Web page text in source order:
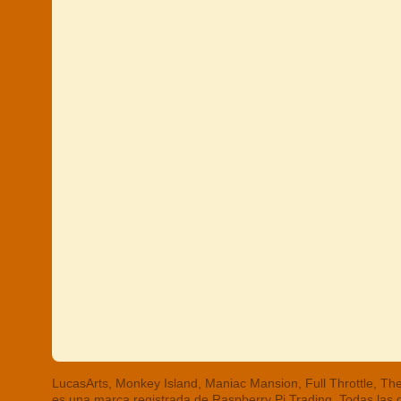
LucasArts, Monkey Island, Maniac Mansion, Full Throttle,